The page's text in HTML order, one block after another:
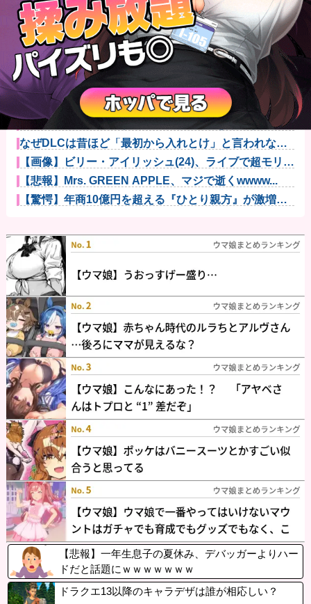
【悲報】落語家、亡くなったタレントからいじめられ
た過去を告白...
【速報】小沢一郎氏「デニーにはなんの責任もないの
にかわいそう...
甲子園初・女性の審判員がデビュー 試合後に涙…
「嬉しい気持ち...
なぁ、永久機関ってなんで絶対に作れないん？他
昨季60本塁打・OPS.948の『カル・ローリー』さんの
今季...
漫画を5000冊以上所持してるワイ、漫画ヲタクの友人
に「ワン...
エクスアリーナ松戸がディスクアップ2を撤去したらし
くディスク...
なぜDLCは昔ほど「最初から入れとけ」と言われなく
なったのか...
【画像】ビリー・アイリッシュ(24)、ライブで超モリマ
ンスジ...
【悲報】Mrs. GREEN APPLE、マジで逝くwwww...
【驚愕】年商10億円を超える『ひとり親方』が激増
【悲報】一年生息子の夏休み、デバッガーよりハー
ドだと話題にｗｗｗｗｗｗｗ
ドラクエ13以降のキャラデザは誰が相応しい？